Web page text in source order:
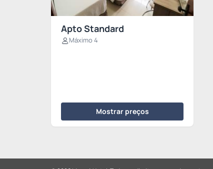
Apto Standard
Máximo 4
Mostrar preços